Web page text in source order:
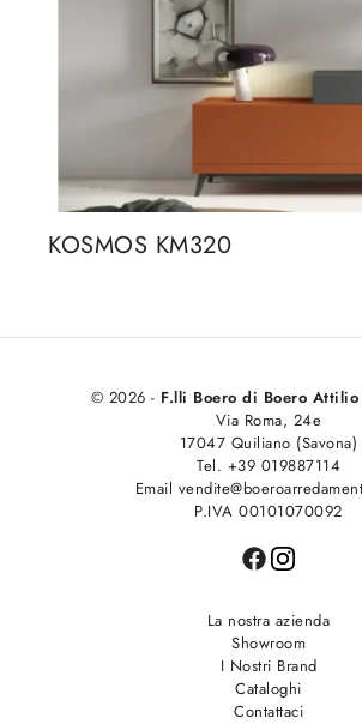
KOSMOS KM320
© 2026 - F.lli Boero di Boero
Via Roma, 24e
17047 Quiliano (Savona)
Tel. +39 019887114
Email
P.IVA 00101070092
La nostra azienda
Showroom
I Nostri Brand
Cataloghi
Contattaci